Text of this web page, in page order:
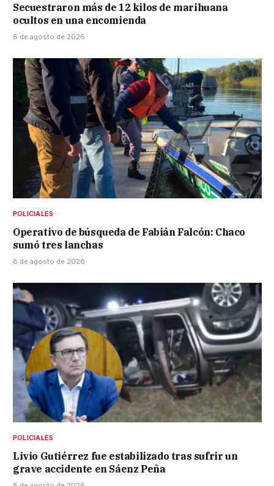
Secuestraron más de 12 kilos de marihuana
ocultos en una encomienda
8 de agosto de 2026
POLICIALES
Operativo de búsqueda de Fabián Falcón: Chaco
sumó tres lanchas
8 de agosto de 2026
POLICIALES
Livio Gutiérrez fue estabilizado tras sufrir un
grave accidente en Sáenz Peña